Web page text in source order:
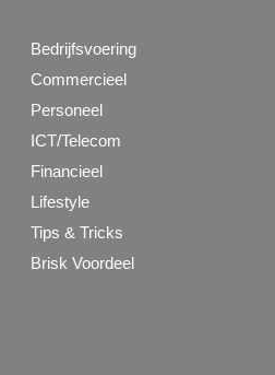
Bedrijfsvoering
Commercieel
Personeel
ICT/Telecom
Financieel
Lifestyle
Tips & Tricks
Brisk Voordeel